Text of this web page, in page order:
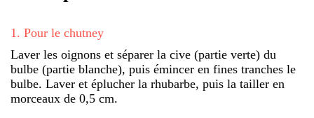
1 . Pour le chutney
Laver les oignons et séparer la cive (partie verte) du
bulbe (partie blanche), puis émincer en fines tranches le
bulbe. Laver et éplucher la rhubarbe, puis la tailler en
morceaux de 0,5 cm.